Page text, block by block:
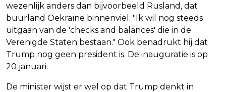
wezenlijk anders dan bijvoorbeeld Rusland, dat
buurland Oekraïne binnenviel. "Ik wil nog steeds
uitgaan van de 'checks and balances' die in de
Verenigde Staten bestaan." Ook benadrukt hij dat
Trump nog geen president is. De inauguratie is op
20 januari.
De minister wijst er wel op dat Trump denkt in